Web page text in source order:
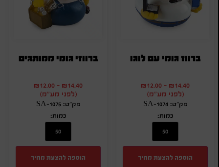
ברווז גומי עם לוגו
₪14.40
-
₪12.00
(לפני מע"מ)
מק"ט: SA-1074
כמות:
הוספה להצעת מחיר
ברווזי גומי ממותגים
₪14.40
-
₪12.00
(לפני מע"מ)
מק"ט: SA-1075
כמות:
הוספה להצעת מחיר